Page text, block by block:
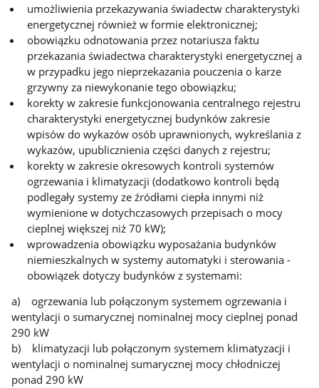
umożliwienia przekazywania świadectw charakterystyki
energetycznej również w formie elektronicznej;
obowiązku odnotowania przez notariusza faktu
przekazania świadectwa charakterystyki energetycznej a
w przypadku jego nieprzekazania pouczenia o karze
grzywny za niewykonanie tego obowiązku;
korekty w zakresie funkcjonowania centralnego rejestru
charakterystyki energetycznej budynków zakresie
wpisów do wykazów osób uprawnionych, wykreślania z
wykazów, upublicznienia części danych z rejestru;
korekty w zakresie okresowych kontroli systemów
ogrzewania i klimatyzacji (dodatkowo kontroli będą
podlegały systemy ze źródłami ciepła innymi niż
wymienione w dotychczasowych przepisach o mocy
cieplnej większej niż 70 kW);
wprowadzenia obowiązku wyposażania budynków
niemieszkalnych w systemy automatyki i sterowania -
obowiązek dotyczy budynków z systemami:
a) ogrzewania lub połączonym systemem ogrzewania i
wentylacji o sumarycznej nominalnej mocy cieplnej ponad
290 kW
b) klimatyzacji lub połączonym systemem klimatyzacji i
wentylacji o nominalnej sumarycznej mocy chłodniczej
ponad 290 kW